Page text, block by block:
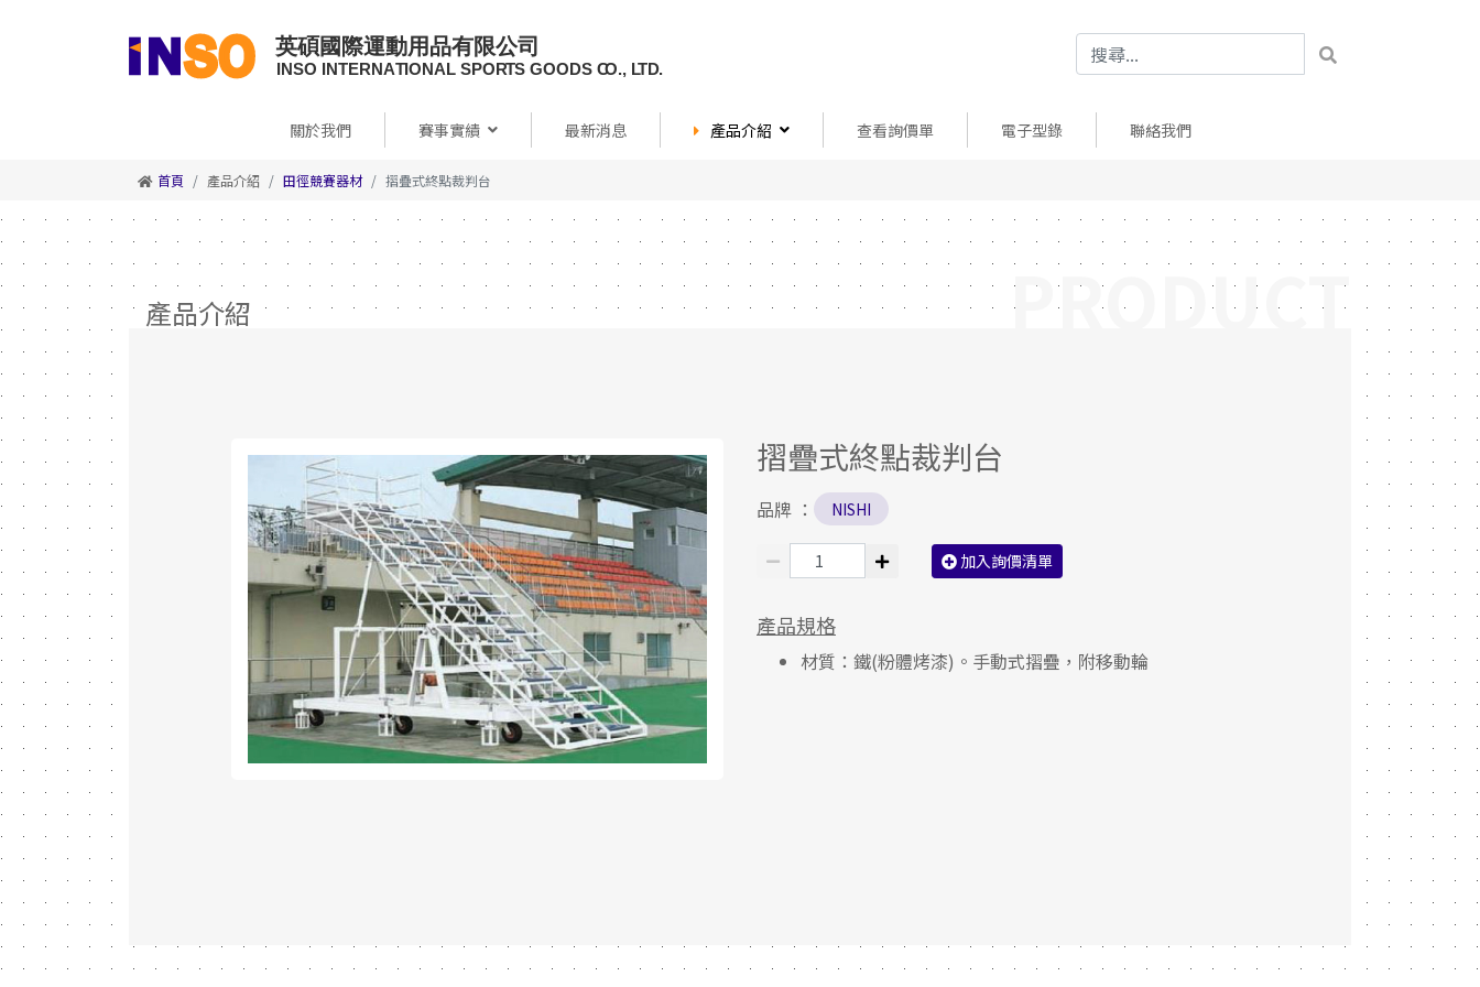
關於我們 賽事實績 最新消息 產品介紹 查看詢價單 電子型錄 聯絡我們
首頁 產品介紹 田徑競賽器材 摺疊式終點裁判台
產品介紹
摺疊式終點裁判台
品牌 ： NISHI
加入詢價清單
產品規格
材質：鐵(粉體烤漆)。手動式摺疊，附移動輪
PRODUCT